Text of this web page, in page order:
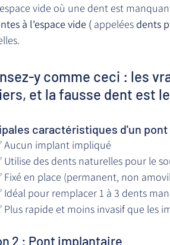
vide où une dent est
à l'espace vide ( appelées dents
y comme ceci : les
et la fausse dent est le
caractéristiques d'un pont
Aucun implant impliqué
Utilise des dents naturelles pour le
Fixé en place (permanent, non
Idéal pour remplacer 1 à 3 dents
Plus rapide et moins invasif que les
2 : Pont implantaire